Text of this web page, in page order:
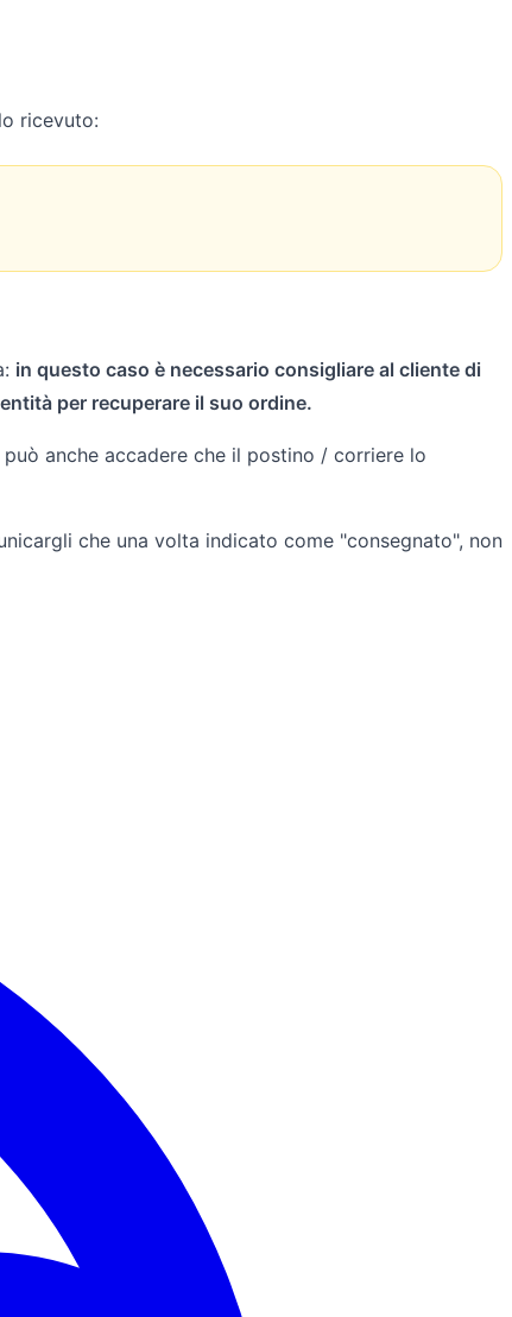
ricevuto:
in questo caso è necessario consigliare al cliente di
per recuperare il suo ordine.
anche accadere che il postino / corriere lo
che una volta indicato come "consegnato", non